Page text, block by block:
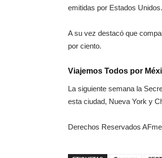
emitidas por Estados Unidos.
A su vez destacó que
por ciento.
Viajemos Todos por
La siguiente semana la
esta ciudad, Nueva York y
Derechos Reservados